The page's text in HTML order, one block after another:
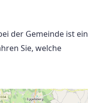
der Gemeinde ist ein
Sie, welche